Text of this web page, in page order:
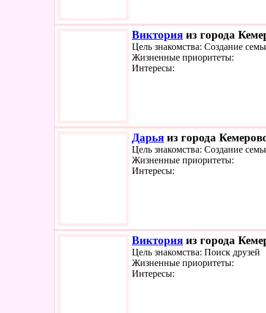
Виктория из города
Цель знакомства: Создание
Жизненные приоритеты:
Интересы:
Дарья из города
Цель знакомства: Создание
Жизненные приоритеты:
Интересы:
Виктория из города
Цель знакомства: Поиск друзей
Жизненные приоритеты:
Интересы: